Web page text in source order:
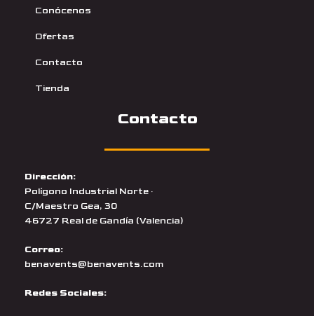
Conócenos
Ofertas
Contacto
Tienda
Contacto
Dirección:
Polígono Industrial Norte ·
C/Maestro Gea, 30
46727 Real de Gandía (Valencia)
Correo:
benavents@benavents.com
Redes Sociales: